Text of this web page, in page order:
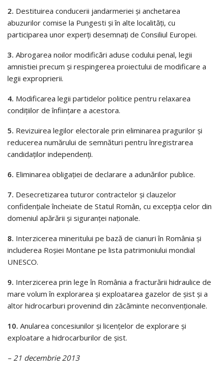
2. Destituirea conducerii jandarmeriei și anchetarea
abuzurilor comise la Pungesti și în alte localități, cu
participarea unor experți desemnați de Consiliul Europei.
3. Abrogarea noilor modificări aduse codului penal, legii
amnistiei precum și respingerea proiectului de modificare a
legii exproprierii.
4. Modificarea legii partidelor politice pentru relaxarea
condițiilor de înființare a acestora.
5. Revizuirea legilor electorale prin eliminarea pragurilor și
reducerea numărului de semnături pentru înregistrarea
candidaților independenți.
6. Eliminarea obligației de declarare a adunărilor publice.
7. Desecretizarea tuturor contractelor și clauzelor
confidențiale încheiate de Statul Român, cu excepția celor din
domeniul apărării și siguranței naționale.
8. Interzicerea mineritului pe bază de cianuri în România și
includerea Roșiei Montane pe lista patrimoniului mondial
UNESCO.
9. Interzicerea prin lege în România a fracturării hidraulice de
mare volum în explorarea și exploatarea gazelor de șist și a
altor hidrocarburi provenind din zăcăminte neconvenționale.
10. Anularea concesiunilor și licențelor de explorare și
exploatare a hidrocarburilor de șist.
– 21 decembrie 2013